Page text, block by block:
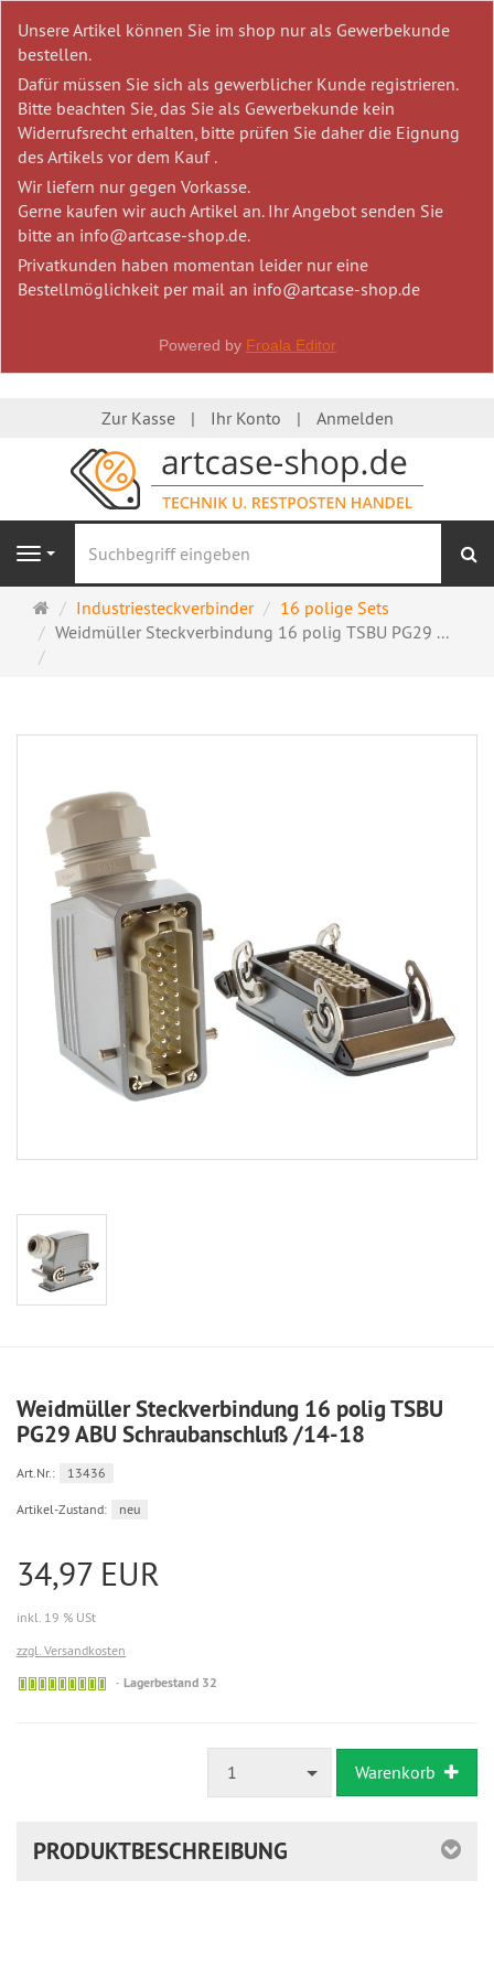
Unsere Artikel können Sie im shop nur als Gewerbekunde
bestellen.
Dafür müssen Sie sich als gewerblicher Kunde registrieren.
Bitte beachten Sie, das Sie als Gewerbekunde kein
Widerrufsrecht erhalten, bitte prüfen Sie daher die Eignung
des Artikels vor dem Kauf .
Wir liefern nur gegen Vorkasse.
Gerne kaufen wir auch Artikel an. Ihr Angebot senden Sie
bitte an info@artcase-shop.de.
Privatkunden haben momentan leider nur eine
Bestellmöglichkeit per mail an info@artcase-shop.de
Powered by Froala Editor
Zur Kasse Ihr Konto Anmelden
Navigation
Startseite
Industriesteckverbinder
16 polige Sets
Weidmüller Steckverbindung 16 polig TSBU PG29 ...
Weidmüller Steckverbindung 16 polig TSBU
PG29 ABU Schraubanschluß /14-18
Art.Nr.: 13436
Artikel-Zustand: neu
34,97 EUR
inkl. 19 % USt
zzgl. Versandkosten
Lagerbestand 32
1 Warenkorb
PRODUKTBESCHREIBUNG